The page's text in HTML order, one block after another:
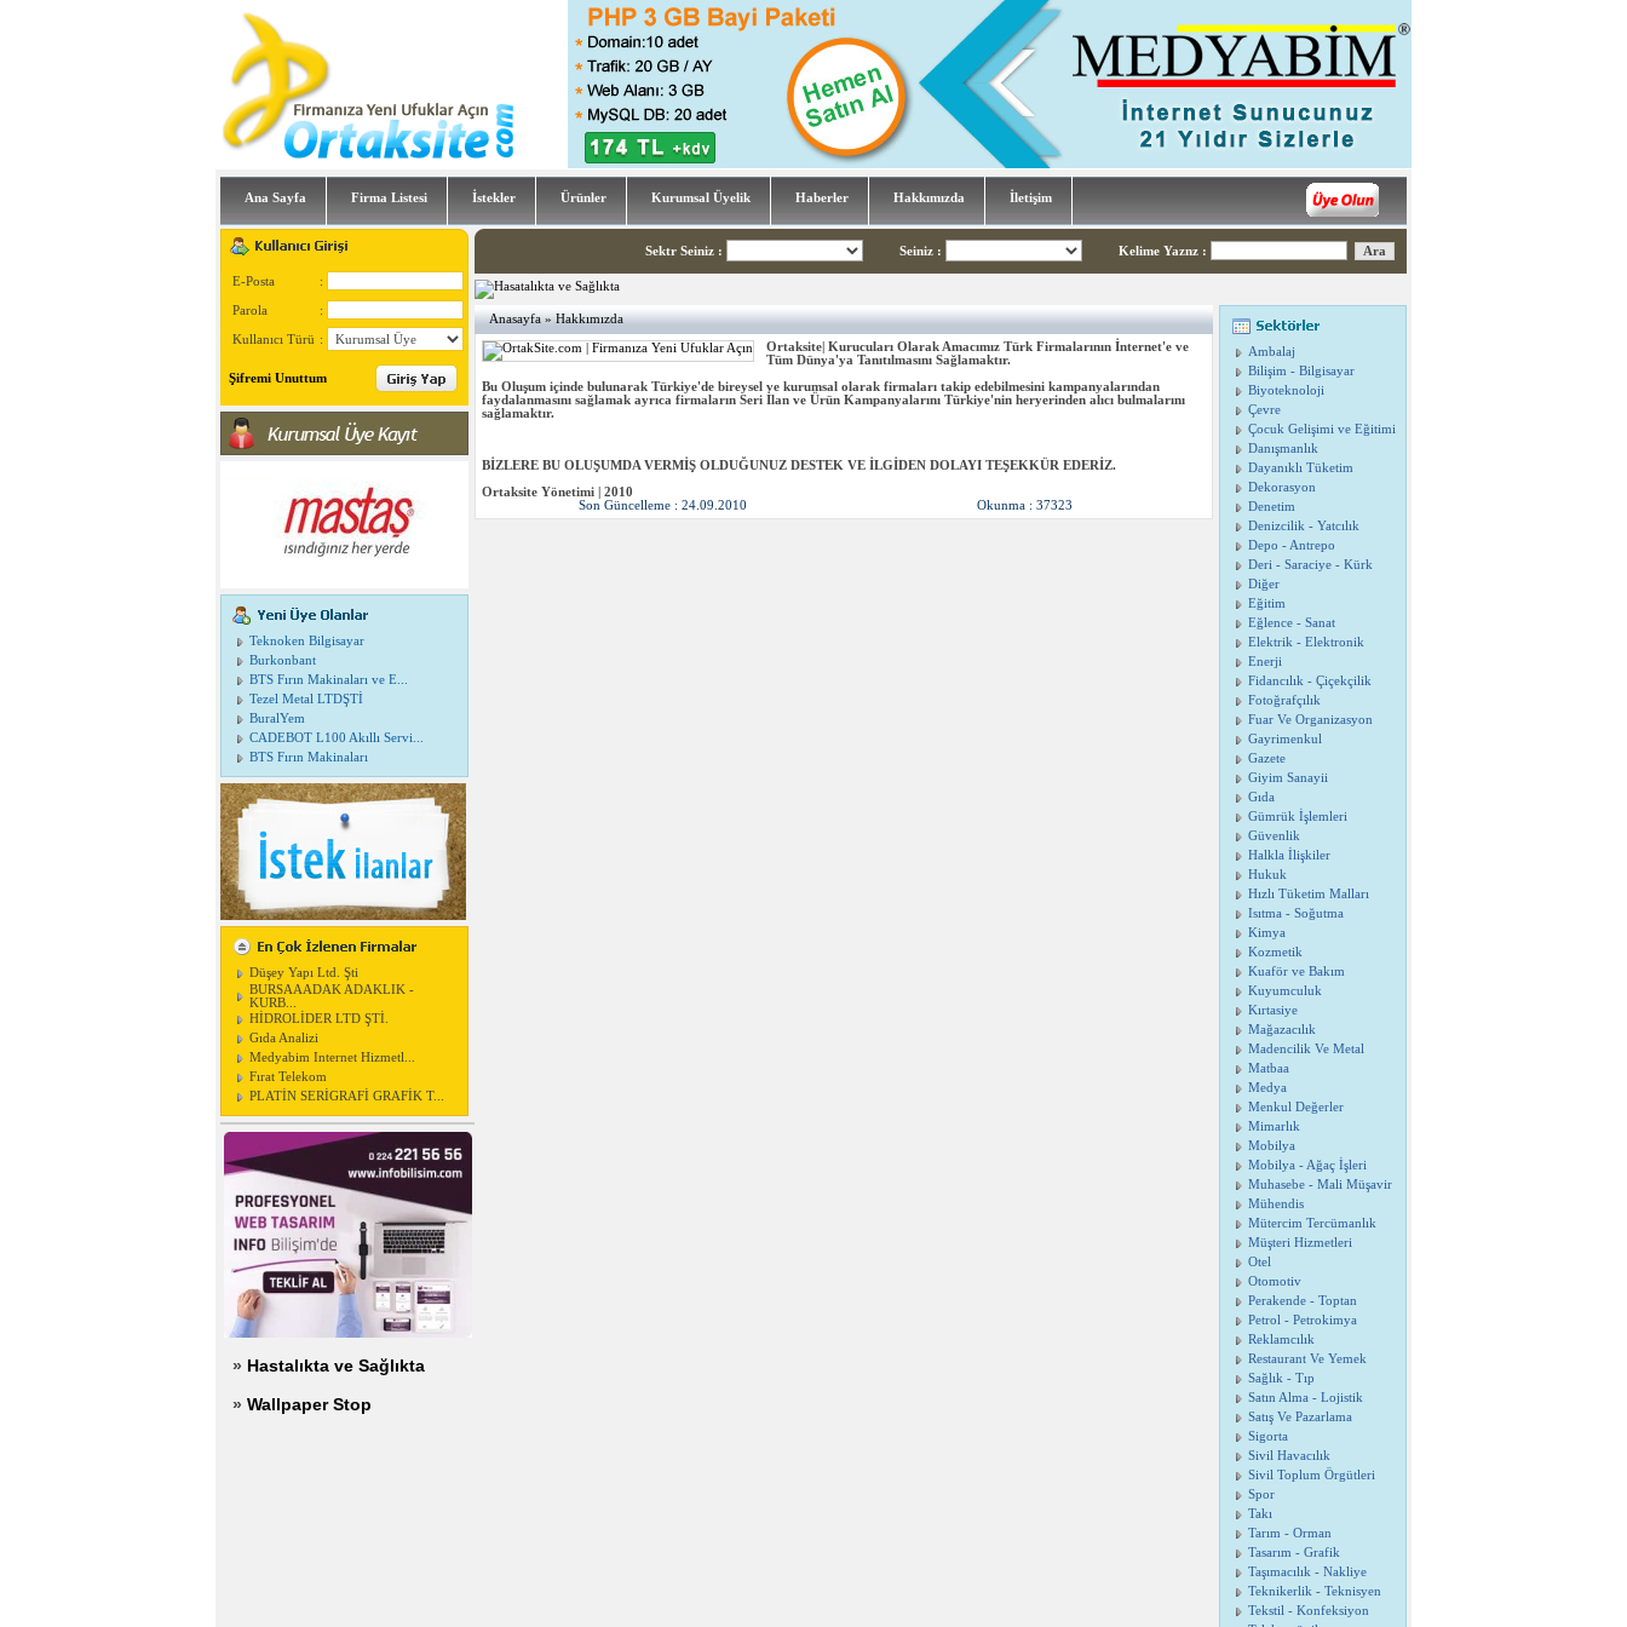
Ana Sayfa Firma Listesi İstekler Ürünler Kurumsal Üyelik Haberler Hakkımızda İletişim
E-Posta :
Parola :
Kullanıcı Türü :
Şifremi Unuttum
Teknoken Bilgisayar
Burkonbant
BTS Fırın Makinaları ve E...
Tezel Metal LTDŞTİ
BuralYem
CADEBOT L100 Akıllı Servi...
BTS Fırın Makinaları
Düşey Yapı Ltd. Şti
BURSAAADAK ADAKLIK -
KURB...
HİDROLİDER LTD ŞTİ.
Gıda Analizi
Medyabim Internet Hizmetl...
Fırat Telekom
PLATİN SERİGRAFİ GRAFİK T...
» Hastalıkta ve Sağlıkta
» Wallpaper Stop
Sektr Seiniz : Seiniz : Kelime Yaznz :
Anasayfa» Hakkımızda
Ortaksite| Kurucuları Olarak Amacımız Türk Firmalarının İnternet'e ve
Tüm Dünya'ya Tanıtılmasını Sağlamaktır.
Bu Oluşum içinde bulunarak Türkiye'de bireysel ve kurumsal olarak firmaları takip edebilmesini kampanyalarından
faydalanmasını sağlamak ayrıca firmaların Seri İlan ve Ürün Kampanyalarını Türkiye'nin heryerinden alıcı bulmalarını
sağlamaktır.
BİZLERE BU OLUŞUMDA VERMİŞ OLDUĞUNUZ DESTEK VE İLGİDEN DOLAYI TEŞEKKÜR EDERİZ.
Ortaksite Yönetimi | 2010
Son Güncelleme : 24.09.2010
Okunma : 37323
Ambalaj
Bilişim - Bilgisayar
Biyoteknoloji
Çevre
Çocuk Gelişimi ve Eğitimi
Danışmanlık
Dayanıklı Tüketim
Dekorasyon
Denetim
Denizcilik - Yatcılık
Depo - Antrepo
Deri - Saraciye - Kürk
Diğer
Eğitim
Eğlence - Sanat
Elektrik - Elektronik
Enerji
Fidancılık - Çiçekçilik
Fotoğrafçılık
Fuar Ve Organizasyon
Gayrimenkul
Gazete
Giyim Sanayii
Gıda
Gümrük İşlemleri
Güvenlik
Halkla İlişkiler
Hukuk
Hızlı Tüketim Malları
Isıtma - Soğutma
Kimya
Kozmetik
Kuaför ve Bakım
Kuyumculuk
Kırtasiye
Mağazacılık
Madencilik Ve Metal
Matbaa
Medya
Menkul Değerler
Mimarlık
Mobilya
Mobilya - Ağaç İşleri
Muhasebe - Mali Müşavir
Mühendis
Mütercim Tercümanlık
Müşteri Hizmetleri
Otel
Otomotiv
Perakende - Toptan
Petrol - Petrokimya
Reklamcılık
Restaurant Ve Yemek
Sağlık - Tıp
Satın Alma - Lojistik
Satış Ve Pazarlama
Sigorta
Sivil Havacılık
Sivil Toplum Örgütleri
Spor
Takı
Tarım - Orman
Tasarım - Grafik
Taşımacılık - Nakliye
Teknikerlik - Teknisyen
Tekstil - Konfeksiyon